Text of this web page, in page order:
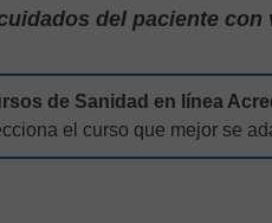
del paciente
de Sanidad en línea
el curso que mejor se